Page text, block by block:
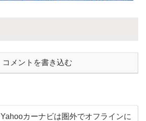
コメントを書き込む
Yahooカーナビは圏外でオフラインに